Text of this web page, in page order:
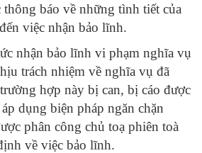
báo về những tình tiết của
việc nhận bảo lĩnh.
nhận bảo lĩnh vi phạm nghĩa vụ
trách nhiệm về nghĩa vụ đã
hợp này bị can, bị cáo được
dụng biện pháp ngăn chặn
phân công chủ toạ phiên toà
về việc bảo lĩnh.